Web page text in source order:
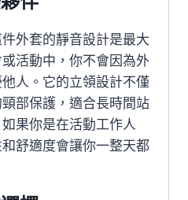
外套的靜音設計是最大
活動中，你不會因為外
人。它的立領設計不僅
部保護，適合長時間站
果你是在活動工作人
舒適度會讓你一整天都